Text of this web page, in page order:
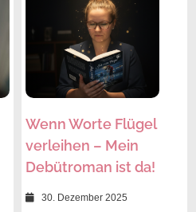
Wenn Worte Flügel
verleihen – Mein
Debütroman ist da!
30. Dezember 2025